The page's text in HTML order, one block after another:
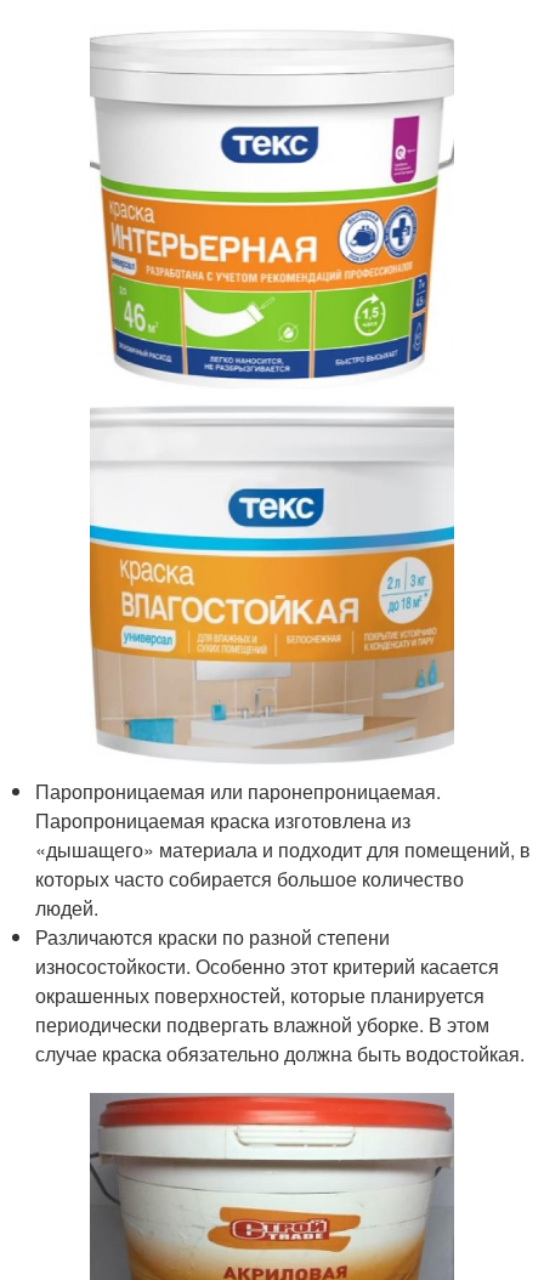
Паропроницаемая или паронепроницаемая.
Паропроницаемая краска изготовлена из
«дышащего» материала и подходит для помещений, в
которых часто собирается большое количество
людей.
Различаются краски по разной степени
износостойкости. Особенно этот критерий касается
окрашенных поверхностей, которые планируется
периодически подвергать влажной уборке. В этом
случае краска обязательно должна быть водостойкая.